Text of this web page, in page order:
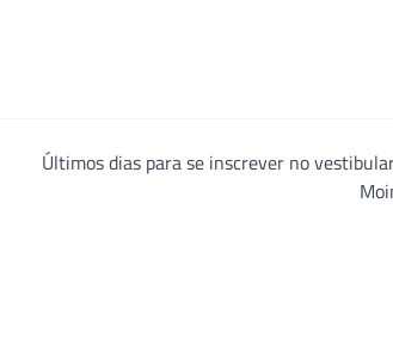
Últimos dias para se inscrever no